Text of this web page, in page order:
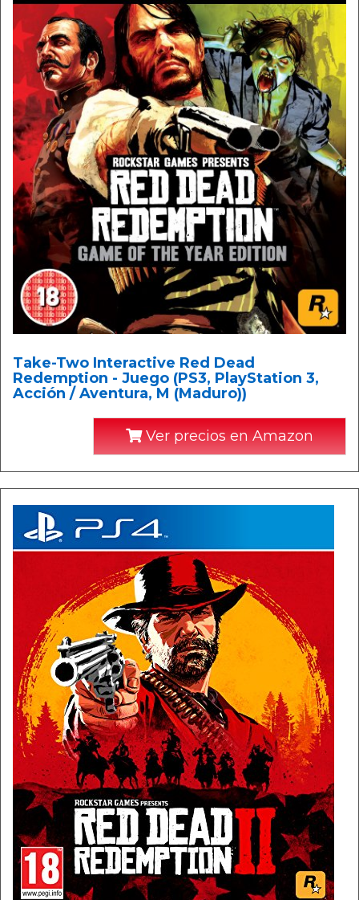
Take-Two Interactive Red Dead
Redemption - Juego (PS3, PlayStation 3,
Acción / Aventura, M (Maduro))
Ver precios en Amazon